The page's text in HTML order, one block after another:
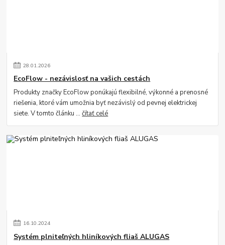
28.01.2026
EcoFlow - nezávislosť na vašich cestách
Produkty značky EcoFlow ponúkajú flexibilné, výkonné a prenosné
riešenia, ktoré vám umožnia byť nezávislý od pevnej elektrickej
siete. V tomto článku ...čítať celé
16.10.2024
Systém plniteľných hliníkových fliaš ALUGAS